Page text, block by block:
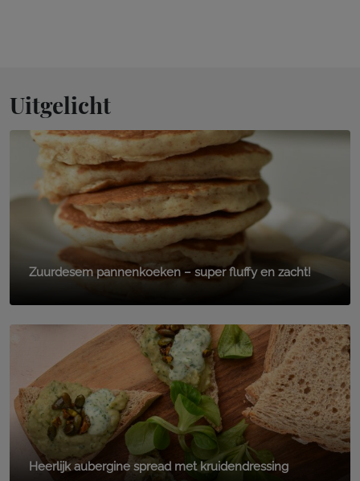
Uitgelicht
Zuurdesem pannenkoeken – super fluffy en zacht!
Heerlijk aubergine spread met kruidendressing